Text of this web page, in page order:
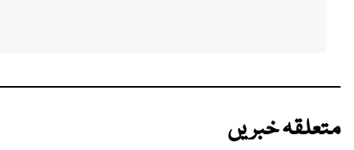
متعلقہ خبریں